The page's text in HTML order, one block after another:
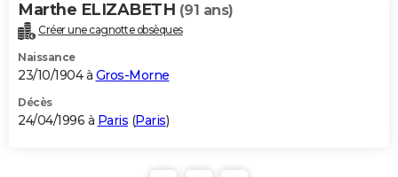
Marthe ELIZABETH (91 ans)
Créer une cagnotte obsèques
Naissance
23/10/1904 à Gros-Morne
Décès
24/04/1996 à Paris (Paris)